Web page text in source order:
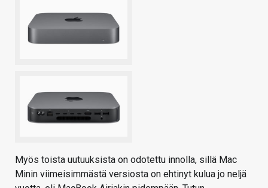
Myös toista uutuuksista on odotettu innolla, sillä Mac
Minin viimeisimmästä versiosta on ehtinyt kulua jo neljä